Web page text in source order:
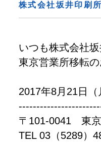
株式会社坂井印刷
いつも株式会社
東京営業所移転
2017年8月21日
〒101-0041 東京
TEL 03（5289）